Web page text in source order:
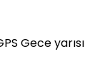
Gece yarısı